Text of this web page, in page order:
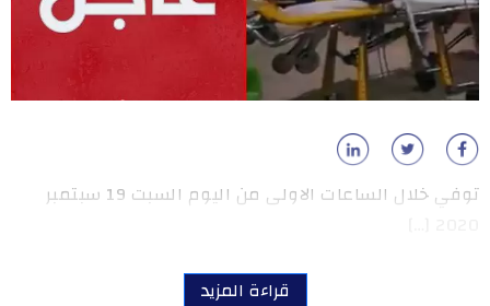
توفي خلال الساعات الاولى من اليوم السبت 19 سبتمبر
قراءة المزيد